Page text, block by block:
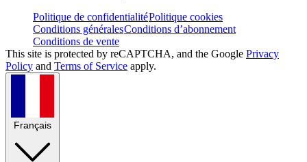
Politique de confidentialitéPolitique cookies
Conditions généralesConditions d’abonnement
Conditions de vente
This site is protected by reCAPTCHA, and the Google Privacy
Policy and Terms of Service apply.
Français